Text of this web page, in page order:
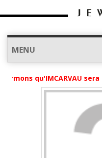
MENU
qu'IMCARVAU